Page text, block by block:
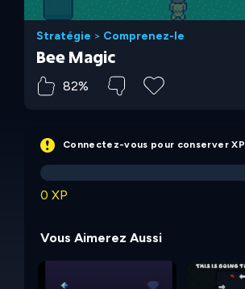
Stratégie > Comprenez-le
Bee Magic
82%
Connectez-vous pour conserver XP
0 XP
Vous Aimerez Aussi